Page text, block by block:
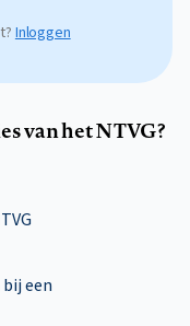
Inloggen
van het NTVG?
een